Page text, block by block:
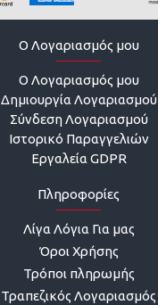
O Λογαριασμός μου
O Λογαριασμός μου
Δημιουργία Λογαριασμού
Σύνδεση Λογαριασμού
Ιστορικό Παραγγελιών
Εργαλεία GDPR
Πληροφορίες
Λίγα Λόγια Για μας
Όροι Χρήσης
Τρόποι πληρωμής
Τραπεζικός Λογαριασμός